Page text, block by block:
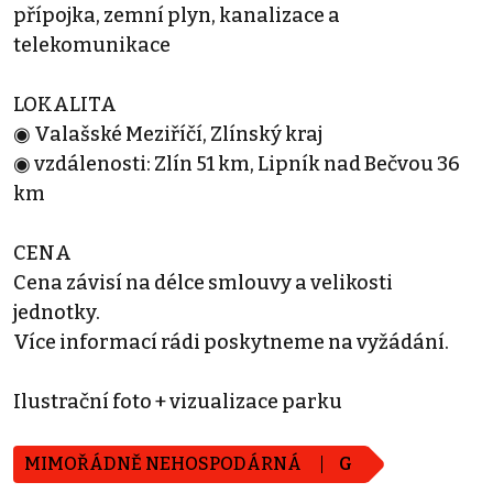
přípojka, zemní plyn, kanalizace a
telekomunikace
LOKALITA
◉ Valašské Meziříčí, Zlínský kraj
◉ vzdálenosti: Zlín 51 km, Lipník nad Bečvou 36
km
CENA
Cena závisí na délce smlouvy a velikosti
jednotky.
Více informací rádi poskytneme na vyžádání.
Ilustrační foto + vizualizace parku
MIMOŘÁDNĚ NEHOSPODÁRNÁ G